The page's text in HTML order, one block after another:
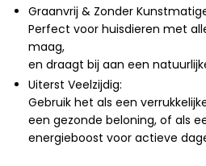
Graanvrij & Zonder
Perfect voor huisdieren met
maag,
en draagt bij aan een
Uiterst Veelzijdig:
Gebruik het als een
een gezonde beloning, of als
energieboost voor actieve